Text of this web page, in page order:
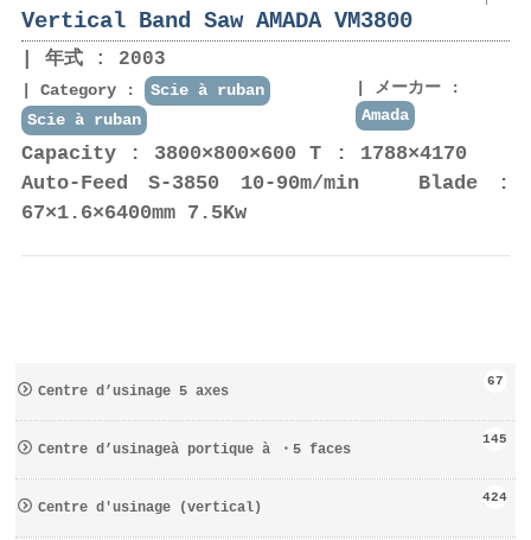
Vertical Band Saw AMADA VM3800
年式 : 2003
Category :
Scie à ruban
Scie à ruban
メーカー :
Amada
Capacity : 3800×800×600 T : 1788×4170
Auto-Feed S-3850 10-90m/min Blade :
67×1.6×6400mm 7.5Kw
Centre d’usinage 5 axes
67
Centre d’usinageà portique à ・5 faces
145
Centre d′usinage (vertical)
424